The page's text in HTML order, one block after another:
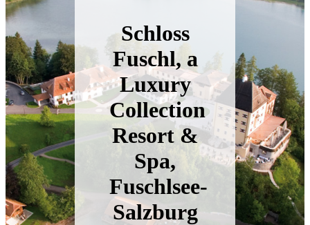
Schloss
Fuschl, a
Luxury
Collection
Resort &
Spa,
Fuschlsee-
Salzburg